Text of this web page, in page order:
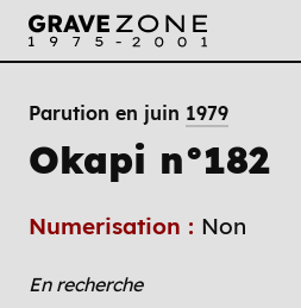
Parution en juin 1979
Okapi n°182
Numerisation : Non
En recherche